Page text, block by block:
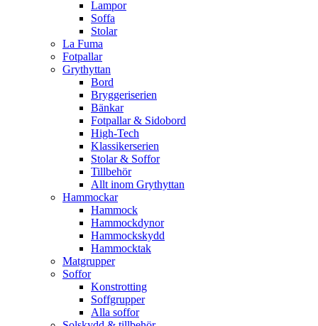
Lampor
Soffa
Stolar
La Fuma
Fotpallar
Grythyttan
Bord
Bryggeriserien
Bänkar
Fotpallar & Sidobord
High-Tech
Klassikerserien
Stolar & Soffor
Tillbehör
Allt inom Grythyttan
Hammockar
Hammock
Hammockdynor
Hammockskydd
Hammocktak
Matgrupper
Soffor
Konstrotting
Soffgrupper
Alla soffor